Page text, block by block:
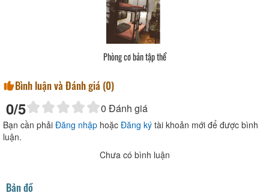
Phòng cơ bản tập thể
Bình luận và Đánh giá (0)
0/5 0 Đánh giá
Bạn cần phải Đăng nhập hoặc Đăng ký tài khoản mới để được bình
luận.
Chưa có bình luận
Bản đồ